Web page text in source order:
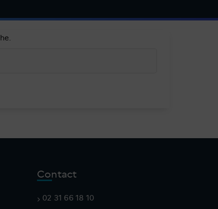
Contact
02 31 66 18 10